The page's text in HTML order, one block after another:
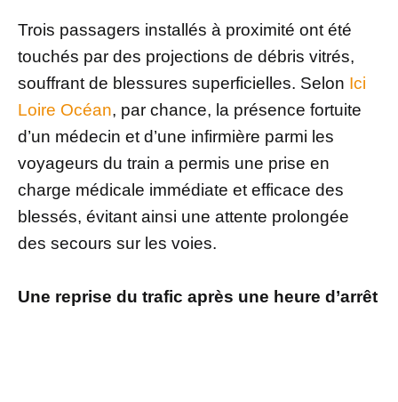
Trois passagers installés à proximité ont été
touchés par des projections de débris vitrés,
souffrant de blessures superficielles. Selon Ici
Loire Océan, par chance, la présence fortuite
d’un médecin et d’une infirmière parmi les
voyageurs du train a permis une prise en
charge médicale immédiate et efficace des
blessés, évitant ainsi une attente prolongée
des secours sur les voies.
Une reprise du trafic après une heure d’arrêt